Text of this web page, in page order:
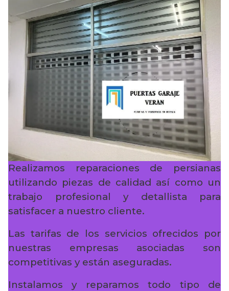
Realizamos reparaciones de persianas
utilizando piezas de calidad así como un
trabajo profesional y detallista para
satisfacer a nuestro cliente.
Las tarifas de los servicios ofrecidos por
nuestras empresas asociadas son
competitivas y están aseguradas.
Instalamos y reparamos todo tipo de